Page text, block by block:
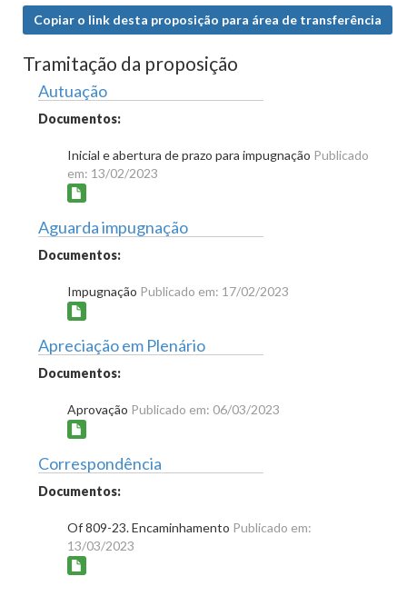
Copiar o link desta proposição para área de transferência
Tramitação da proposição
Autuação
Documentos:
Inicial e abertura de prazo para impugnação Publicado
em: 13/02/2023
Aguarda impugnação
Documentos:
Impugnação Publicado em: 17/02/2023
Apreciação em Plenário
Documentos:
Aprovação Publicado em: 06/03/2023
Correspondência
Documentos:
Of 809-23. Encaminhamento Publicado em:
13/03/2023